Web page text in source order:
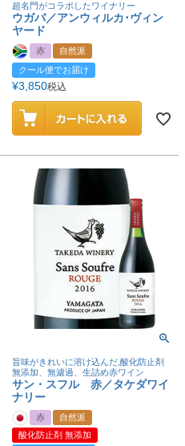
超名門がコラボしたワイナリー
ウガバ／アンウィルカ･ヴィン
ヤード
赤
自然派
クール便でお届け
¥3,850税込
旨味がきれいに溶け込んだ,酸化防止剤
無添加、無濾過、生詰め赤ワイン
サン・スフル 赤／タケダワイ
ナリー
赤
自然派
酸化防止剤 無添加